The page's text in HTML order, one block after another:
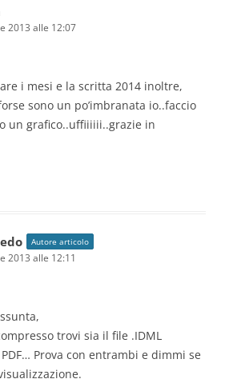
2013 alle 12:07
i mesi e la scritta 2014 inoltre,
sono un po’imbranata io..faccio
un grafico..uffiiiiii..grazie in
Autore articolo
2013 alle 12:11
trovi sia il file .IDML
Prova con entrambi e dimmi se